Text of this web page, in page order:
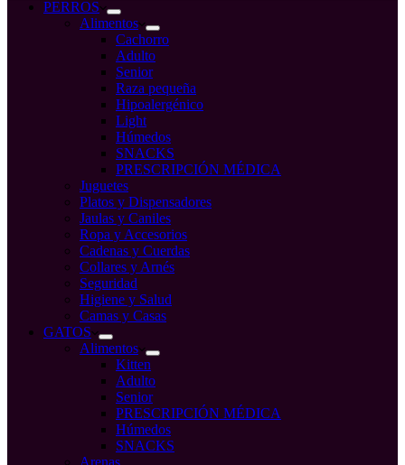
compraPERROS
Alimentos
Cachorro
Adulto
Senior
Raza pequeña
Hipoalergénico
Light
Húmedos
SNACKS
PRESCRIPCIÓN MÉDICA
Juguetes
Platos y Dispensadores
Jaulas y Caniles
Ropa y Accesorios
Cadenas y Cuerdas
Collares y Arnés
Seguridad
Higiene y Salud
Camas y Casas
GATOS
Alimentos
Kitten
Adulto
Senior
PRESCRIPCIÓN MÉDICA
Húmedos
SNACKS
Arenas